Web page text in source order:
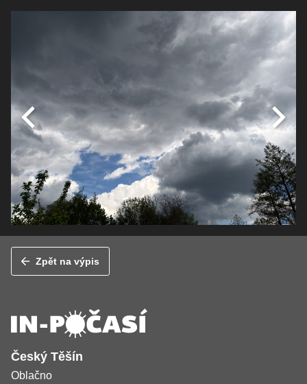
Zpět na výpis
Český Těšín
Oblačno